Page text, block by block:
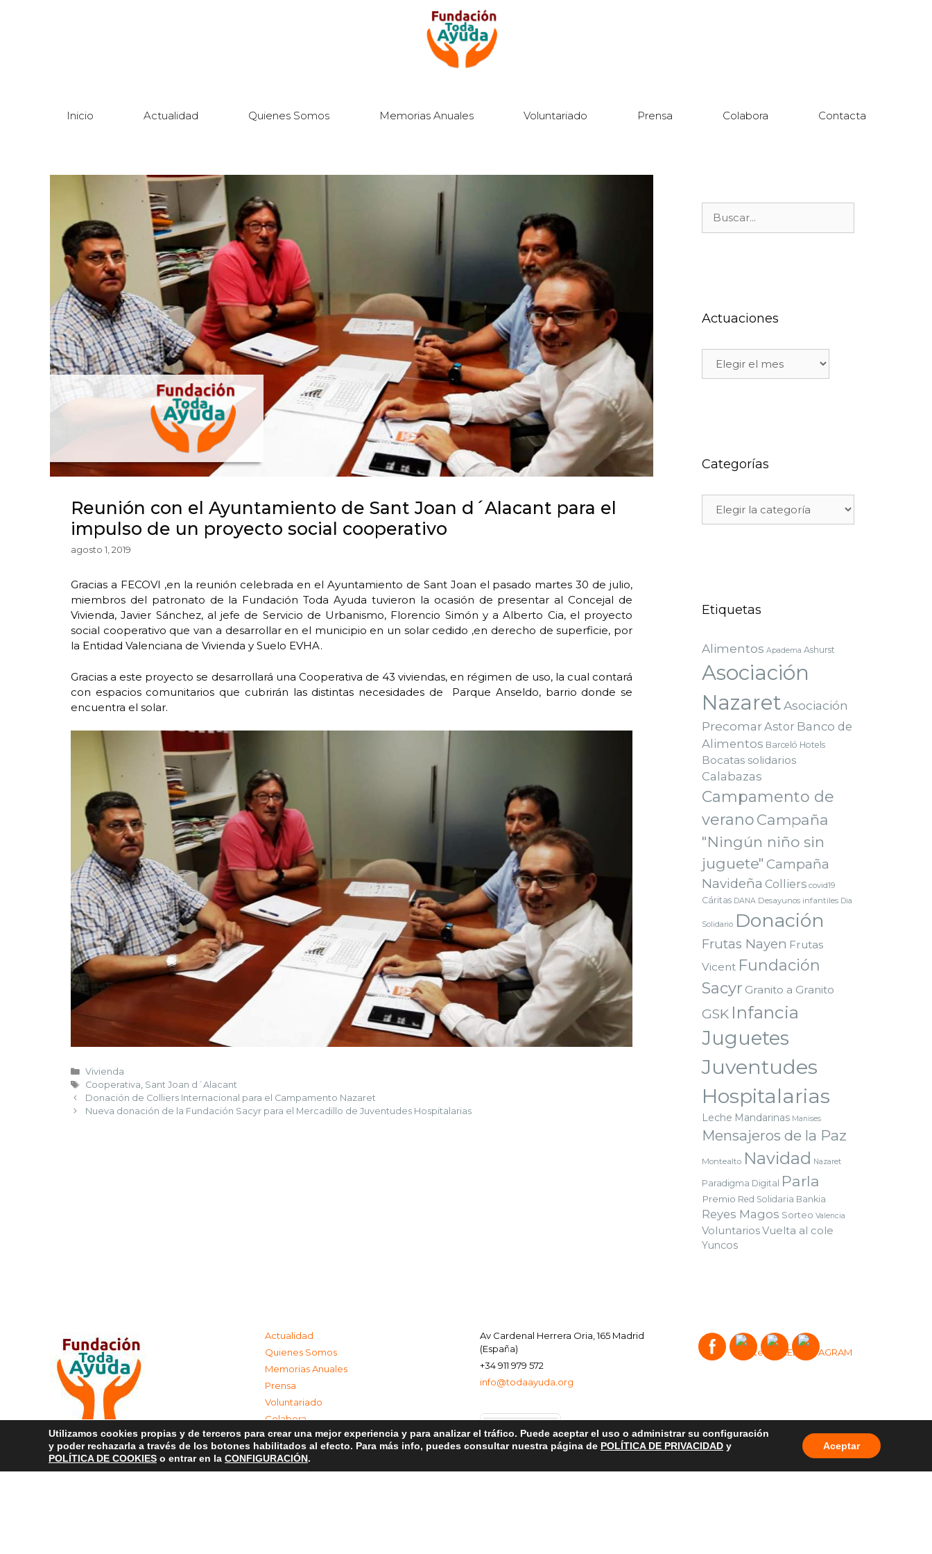
Inicio Actualidad Quienes Somos Memorias Anuales Voluntariado Prensa Colabora Contacta
Reunión con el Ayuntamiento de Sant Joan d´Alacant para el
impulso de un proyecto social cooperativo
agosto 1, 2019
Gracias a FECOVI ,en la reunión celebrada en el Ayuntamiento de Sant Joan el pasado martes 30 de julio,
miembros del patronato de la Fundación Toda Ayuda tuvieron la ocasión de presentar al Concejal de
Vivienda, Javier Sánchez, al jefe de Servicio de Urbanismo, Florencio Simón y a Alberto Cia, el proyecto
social cooperativo que van a desarrollar en el municipio en un solar cedido ,en derecho de superficie, por
la Entidad Valenciana de Vivienda y Suelo EVHA.
Gracias a este proyecto se desarrollará una Cooperativa de 43 viviendas, en régimen de uso, la cual contará
con espacios comunitarios que cubrirán las distintas necesidades de Parque Anseldo, barrio donde se
encuentra el solar.
Vivienda
Cooperativa Sant Joan d´Alacant
Donación de Colliers Internacional para el Campamento Nazaret
Nueva donación de la Fundación Sacyr para el Mercadillo de Juventudes Hospitalarias
Actuaciones
Categorías
Etiquetas
Alimentos Apadema Ashurst
Asociación
NazaretAsociación
PrecomarAstor Banco de
Alimentos Barceló Hotels
Bocatas solidarios
Calabazas
Campamento de
verano Campaña
"Ningún niño sin
juguete" Campaña
Navideña Colliers covid19
Cáritas DANA Desayunos infantiles Dia
Solidario Donación
Frutas Nayen Frutas
Vicent Fundación
Sacyr Granito a Granito
GSK Infancia
Juguetes
Juventudes
Hospitalarias
Leche Mandarinas Manises
Mensajeros de la Paz
Montealto Navidad Nazaret
Paradigma Digital Parla
Premio Red Solidaria Bankia
Reyes Magos Sorteo Valencia
VoluntariosVuelta al cole
Yuncos
Actualidad
Quienes Somos
Memorias Anuales
Prensa
Voluntariado
Colabora
Contacta
Aviso Legal
Av Cardenal Herrera Oria, 165 Madrid
(España)
+34 911 979 572
info@todaayuda.org
Utilizamos cookies propias y de terceros para crear una mejor experiencia y para analizar el tráfico. Puede aceptar el uso o administrar su configuración
y poder rechazarla a través de los botones habilitados al efecto. Para más info, puedes consultar nuestra página de POLÍTICA DE PRIVACIDAD y
POLÍTICA DE COOKIES o entrar en la CONFIGURACIÓN.
Aceptar